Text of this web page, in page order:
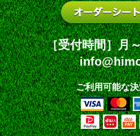
ご利用可能な
［受付時間］月